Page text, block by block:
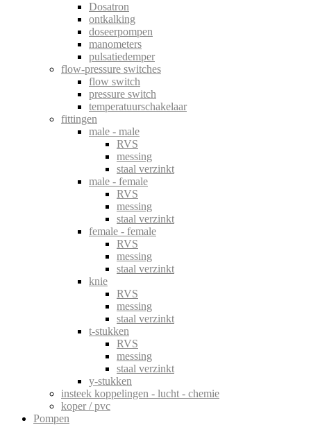
Dosatron
ontkalking
doseerpompen
manometers
pulsatiedemper
flow-pressure switches
flow switch
pressure switch
temperatuurschakelaar
fittingen
male - male
RVS
messing
staal verzinkt
male - female
RVS
messing
staal verzinkt
female - female
RVS
messing
staal verzinkt
knie
RVS
messing
staal verzinkt
t-stukken
RVS
messing
staal verzinkt
y-stukken
insteek koppelingen - lucht - chemie
koper / pvc
Pompen